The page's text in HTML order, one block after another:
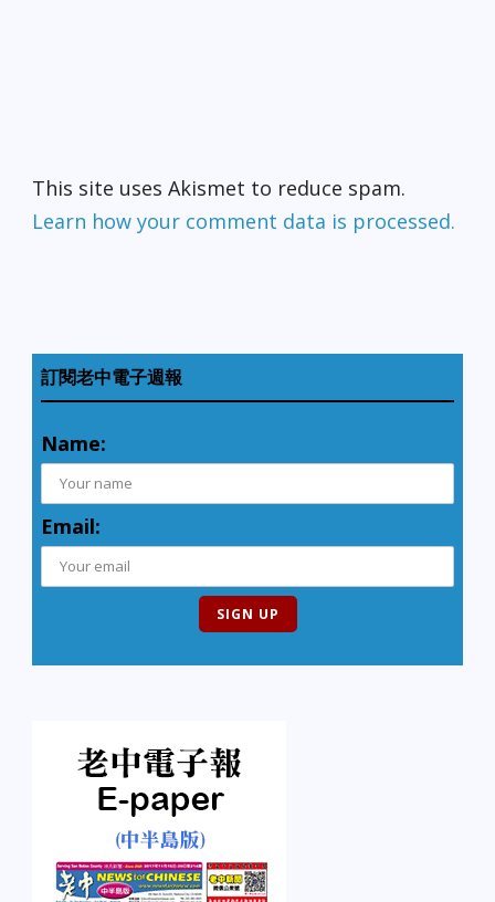
This site uses Akismet to reduce spam.
Learn how your comment data is processed.
訂閱老中電子週報
Name:
Email: